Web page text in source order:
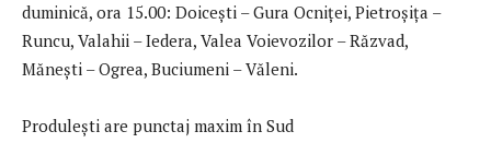
duminică, ora 15.00: Doicești – Gura Ocniței, Pietroșița –
Runcu, Valahii – Iedera, Valea Voievozilor – Răzvad,
Mănești – Ogrea, Buciumeni – Văleni.
Produlești are punctaj maxim în Sud